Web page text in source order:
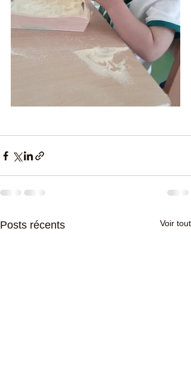
Posts récents Voir tout